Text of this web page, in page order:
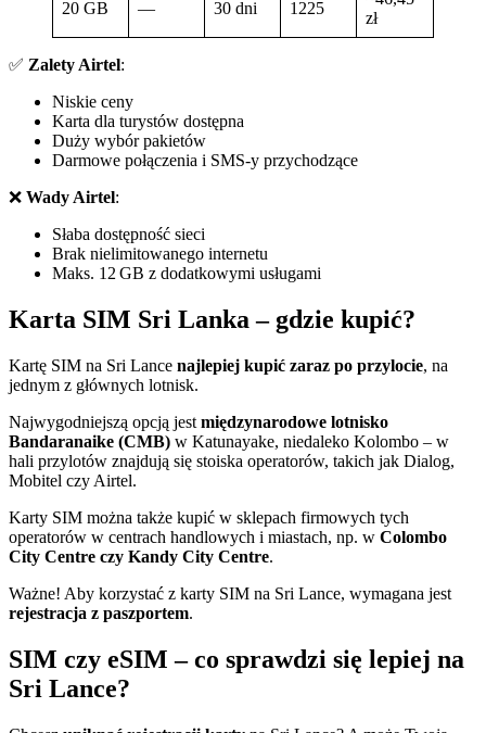
20 GB — 30 dni 1225
zł
✅ Zalety Airtel:
Niskie ceny
Karta dla turystów dostępna
Duży wybór pakietów
Darmowe połączenia i SMS-y przychodzące
❌ Wady Airtel:
Słaba dostępność sieci
Brak nielimitowanego internetu
Maks. 12 GB z dodatkowymi usługami
Karta SIM Sri Lanka – gdzie kupić?
Kartę SIM na Sri Lance najlepiej kupić zaraz po przylocie, na
jednym z głównych lotnisk.
Najwygodniejszą opcją jest międzynarodowe lotnisko
Bandaranaike (CMB) w Katunayake, niedaleko Kolombo – w
hali przylotów znajdują się stoiska operatorów, takich jak Dialog,
Mobitel czy Airtel.
Karty SIM można także kupić w sklepach firmowych tych
operatorów w centrach handlowych i miastach, np. w Colombo
City Centre czy Kandy City Centre.
Ważne! Aby korzystać z karty SIM na Sri Lance, wymagana jest
rejestracja z paszportem.
SIM czy eSIM – co sprawdzi się lepiej na
Sri Lance?